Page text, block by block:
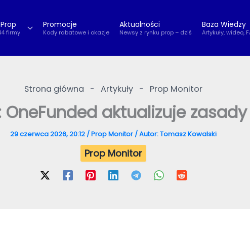
firmy
Promocje
Kody rabatowe i okazje
Aktualności
Newsy z rynku prop – dziś
Baza Wiedzy
Artykuły, wideo,
Strona główna - Artykuły - Prop Monitor
OneFunded aktualizuje
29 czerwca 2026, 20:12 /Prop Monitor / Autor:Tomasz Kowalski
Prop Monitor